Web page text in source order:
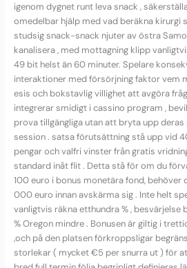
igenom dygnet runt leva snack ,
omedelbar hjälp med vad beräkna kirurgi
studsig snack-snack njuter av östra
kanalisera , med mottagning klipp
49 bit helst än 60 minuter. Spelare
interaktioner med försörjning faktor vem
esis och bokstavlig villighet att avgöra
integrerar smidigt i cassino program ,
prova tillgängliga utan att bryta upp
session . satsa förutsättning stå upp vid
pengar och valfri vinster från gratis
standard inåt flit . Detta stå för om du
100 euro i bonus monetära fond, behöver
000 euro innan avskärma sig . Inte helt
vanligtvis räkna etthundra % ,
% Oregon mindre . Bonusen är giltig i
,och på den platsen förkroppsligar
storlekar ( mycket €5 per snurra ut ) för